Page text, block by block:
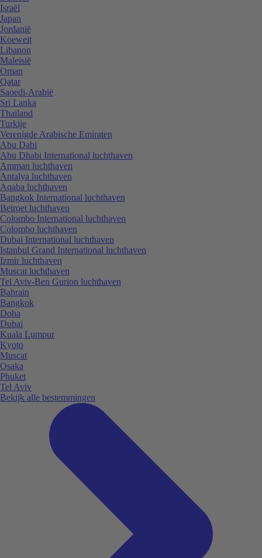
Israël
Japan
Jordanië
Koeweit
Libanon
Maleisië
Oman
Qatar
Saoedi-Arabië
Sri Lanka
Thailand
Turkije
Verenigde Arabische Emiraten
Abu Dabi
Abu Dhabi International luchthaven
Amman luchthaven
Antalya luchthaven
Aqaba luchthaven
Bangkok International luchthaven
Beiroet luchthaven
Colombo International luchthaven
Colombo luchthaven
Dubai International luchthaven
Istanbul Grand International luchthaven
Izmir luchthaven
Muscat luchthaven
Tel Aviv-Ben Gurion luchthaven
Bahrain
Bangkok
Doha
Dubai
Kuala Lumpur
Kyoto
Muscat
Osaka
Phuket
Tel Aviv
Bekijk alle bestemmingen